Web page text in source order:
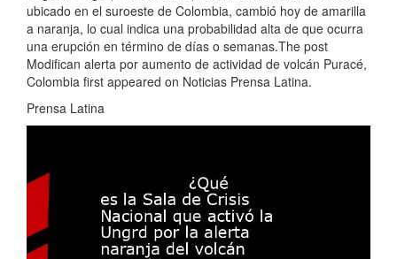
ubicado en el suroeste de Colombia, cambió hoy de amarilla
a naranja, lo cual indica una probabilidad alta de que ocurra
una erupción en término de días o semanas.The post
Modifican alerta por aumento de actividad de volcán Puracé,
Colombia first appeared on Noticias Prensa Latina.
Prensa Latina